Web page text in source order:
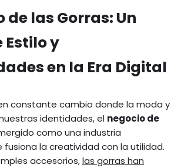
de las Gorras: Un
Estilo y
en la Era Digital
constante cambio donde la moda y
identidades, el negocio de
como una industria
la creatividad con la utilidad.
accesorios,las gorras han